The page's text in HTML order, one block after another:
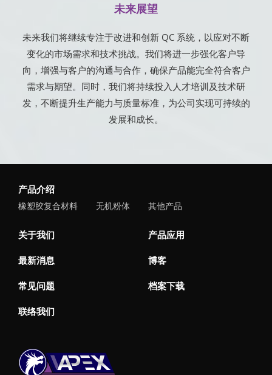
未来展望
未来我们将继续专注于改进和创新 QC 系统，以应对不断
变化的市场需求和技术挑战。我们将进一步强化客户导
向，增强与客户的沟通与合作，确保产品能完全符合客户
需求与期望。同时，我们将持续投入人才培训及技术研
发，不断提升生产能力与质量标准，为公司实现可持续的
发展和成长。
产品介绍
橡塑胶复合材料 无机粉体 其他产品
关于我们 产品应用
最新消息 博客
常见问题 档案下载
联络我们